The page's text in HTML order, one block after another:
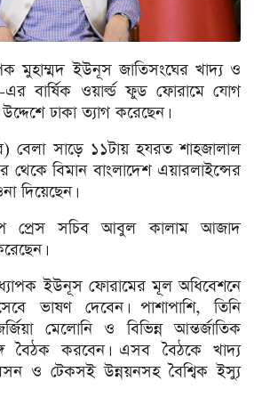
মুহাম্মদ ইউনূস জাতিসংঘের খাদ্য ও
বার্ষিক ওয়ার্ল্ড ফুড ফোরামে যোগ
ঢাকা ত্যাগ করেছেন।
বেলা সাড়ে ১১টায় হযরত শাহজালাল
থেকে বিমান বাংলাদেশ এয়ারলাইন্সের
দিয়েছেন।
প্রেস সচিব আবুল কালাম আজাদ
ইউনূস ফোরামের মূল অধিবেশনে
ভাষণ দেবেন। পাশাপাশি, তিনি
মেলোনি ও বিভিন্ন আন্তর্জাতিক
বৈঠক করবেন। এসব বৈঠকে খাদ্য
ও টেকসই উন্নয়নসহ বৈশ্বিক ইস্যু